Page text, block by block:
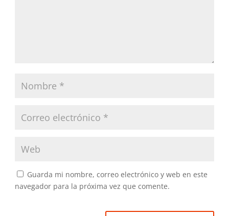
Guarda mi nombre, correo electrónico y web en este
navegador para la próxima vez que comente.